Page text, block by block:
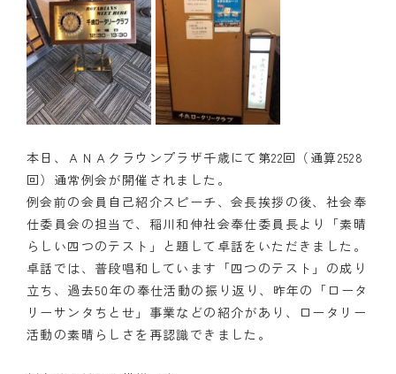
例会場・事務局の案内
リンク集
情報公開
本日、ＡＮＡクラウンプラザ千歳にて第22回（通算2528
回）通常例会が開催されました。
例会前の会員自己紹介スピーチ、会長挨拶の後、社会奉
仕委員会の担当で、稲川和伸社会奉仕委員長より「素晴
らしい四つのテスト」と題して卓話をいただきました。
卓話では、普段唱和しています「四つのテスト」の成り
立ち、過去50年の奉仕活動の振り返り、昨年の「ロータ
リーサンタちとせ」事業などの紹介があり、ロータリー
活動の素晴らしさを再認識できました。